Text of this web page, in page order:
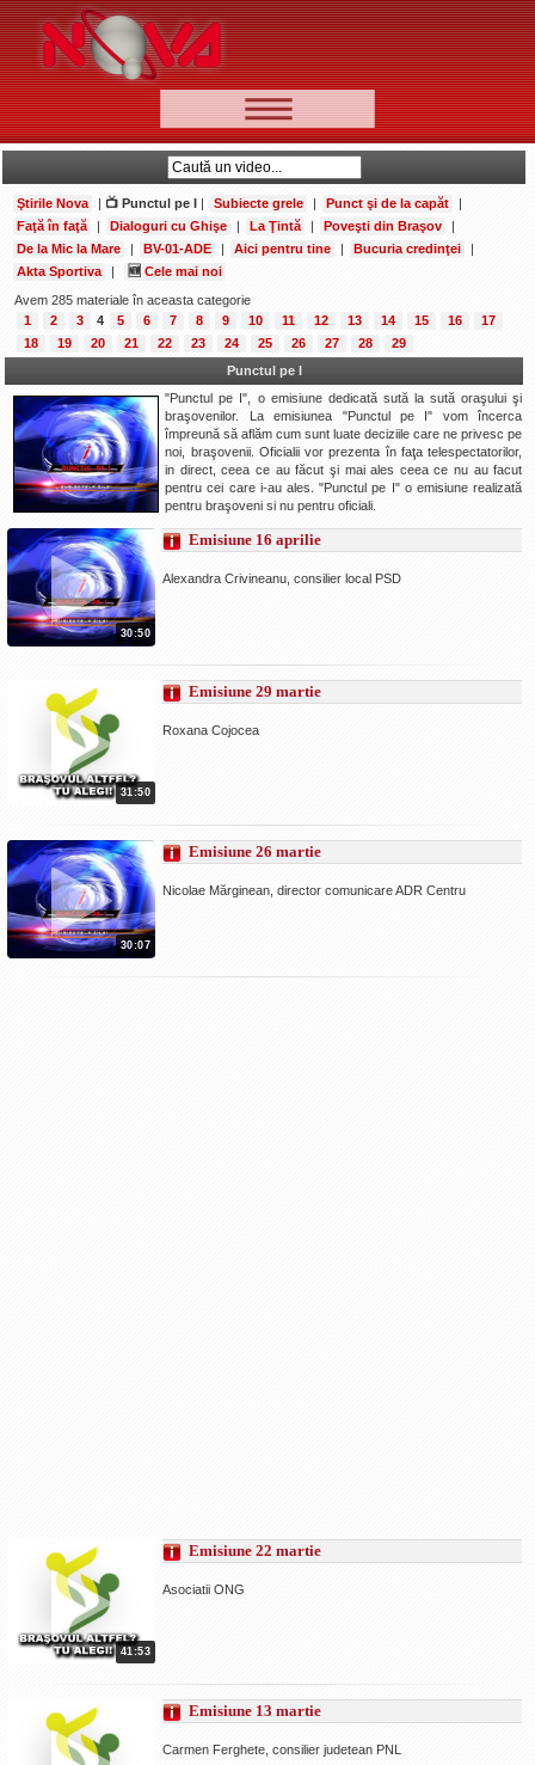
📰 Ştiri
Video
🆕 Cele mai noi
Ştirile Nova TV
Poveşti din Braşov
Punct şi de la capăt
Punctul pe I
BV-01-ADE
Aici pentru tine
La Ţintă
Subiecte grele
Dialoguri cu Ghişe
Replica Braşovului
Zona Neutră
Contact
Ştirile Nova | 📺 Punctul pe I | Subiecte grele | Punct şi de la capăt
|
Faţă în faţă
| Dialoguri cu Ghişe | La Ţintă | Poveşti din Braşov
|
De la Mic la Mare
| BV-01-ADE | Aici pentru tine | Bucuria credinţei
|
Akta Sportiva
| 🆕Cele mai noi
Avem 285 materiale în aceasta categorie
1
2 3 4 5 6 7 8 9 10 11 12 13 14 15 16
17
18
19 20 21 22 23 24 25 26 27 28
29
Punctul pe I
"Punctul pe I", o emisiune dedicată sută la sută oraşului şi
braşovenilor. La emisiunea "Punctul pe I" vom încerca
împreună să aflăm cum sunt luate deciziile care ne privesc pe
noi, braşovenii. Oficialii vor prezenta în faţa telespectatorilor,
in direct, ceea ce au făcut şi mai ales ceea ce nu au facut
pentru cei care i-au ales. "Punctul pe I" o emisiune realizată
pentru braşoveni si nu pentru oficiali.
30:50
Emisiune 16 aprilie
Alexandra Crivineanu, consilier local PSD
31:50
Emisiune 29 martie
Roxana Cojocea
30:07
Emisiune 26 martie
Nicolae Mărginean, director comunicare ADR Centru
41:53
Emisiune 22 martie
Asociatii ONG
Emisiune 13 martie
Carmen Ferghete, consilier judetean PNL